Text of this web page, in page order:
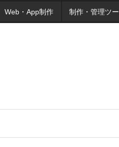
Web・App制作 制作・管理ツ